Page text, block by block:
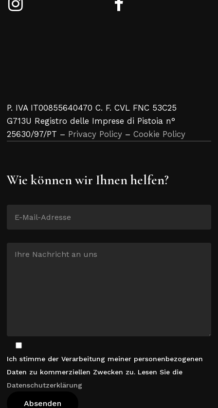
P. IVA IT00855640470 C. F. CVL FNC 53C25
G713U Registro delle Imprese di Pistoia n°
25630/97/PT – Privacy Policy – Cookie Policy
Wie können wir Ihnen helfen?
Ich stimme der Verarbeitung meiner personenbezogenen
Daten zu kommerziellen Zwecken zu. Lesen Sie die
Datenschutzerklärung